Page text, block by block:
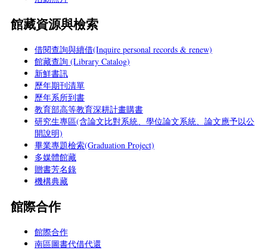
館藏資源與檢索
借閱查詢與續借(Inquire personal records & renew)
館藏查詢 (Library Catalog)
新鮮書訊
歷年期刊清單
歷年系所到書
教育部高等教育深耕計畫購書
研究生專區(含論文比對系統、學位論文系統、論文應予以公
開說明)
畢業專題檢索(Graduation Project)
多媒體館藏
贈書芳名錄
機構典藏
館際合作
館際合作
南區圖書代借代還